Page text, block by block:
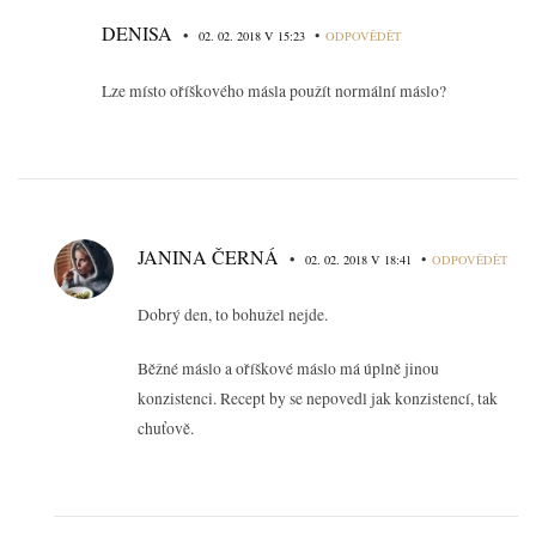
DENISA • 02. 02. 2018 V 15:23 • ODPOVĚDĚT
Lze místo oříškového másla použít normální máslo?
JANINA ČERNÁ • 02. 02. 2018 V 18:41 • ODPOVĚDĚT
Dobrý den, to bohužel nejde.
Běžné máslo a oříškové máslo má úplně jinou
konzistenci. Recept by se nepovedl jak konzistencí, tak
chuťově.